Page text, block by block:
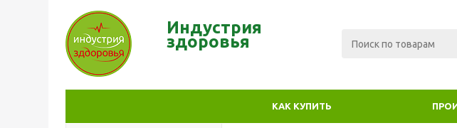
Индустрия
здоровья
КАК КУПИТЬ